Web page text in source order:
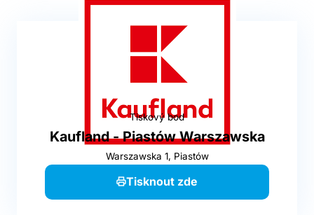
Tiskový bod
Kaufland - Piastów Warszawska
Warszawska 1, Piastów
Tisknout zde